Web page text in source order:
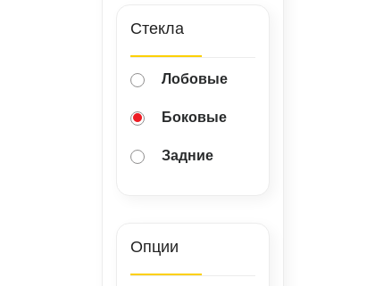
Стекла
Лобовые
Боковые
Задние
Опции